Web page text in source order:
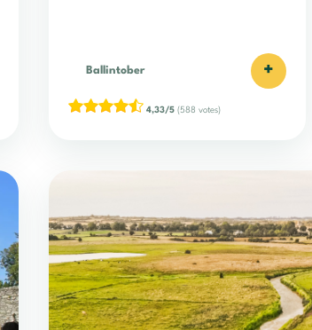
Ballintober +
4,33/5 (588 votes)